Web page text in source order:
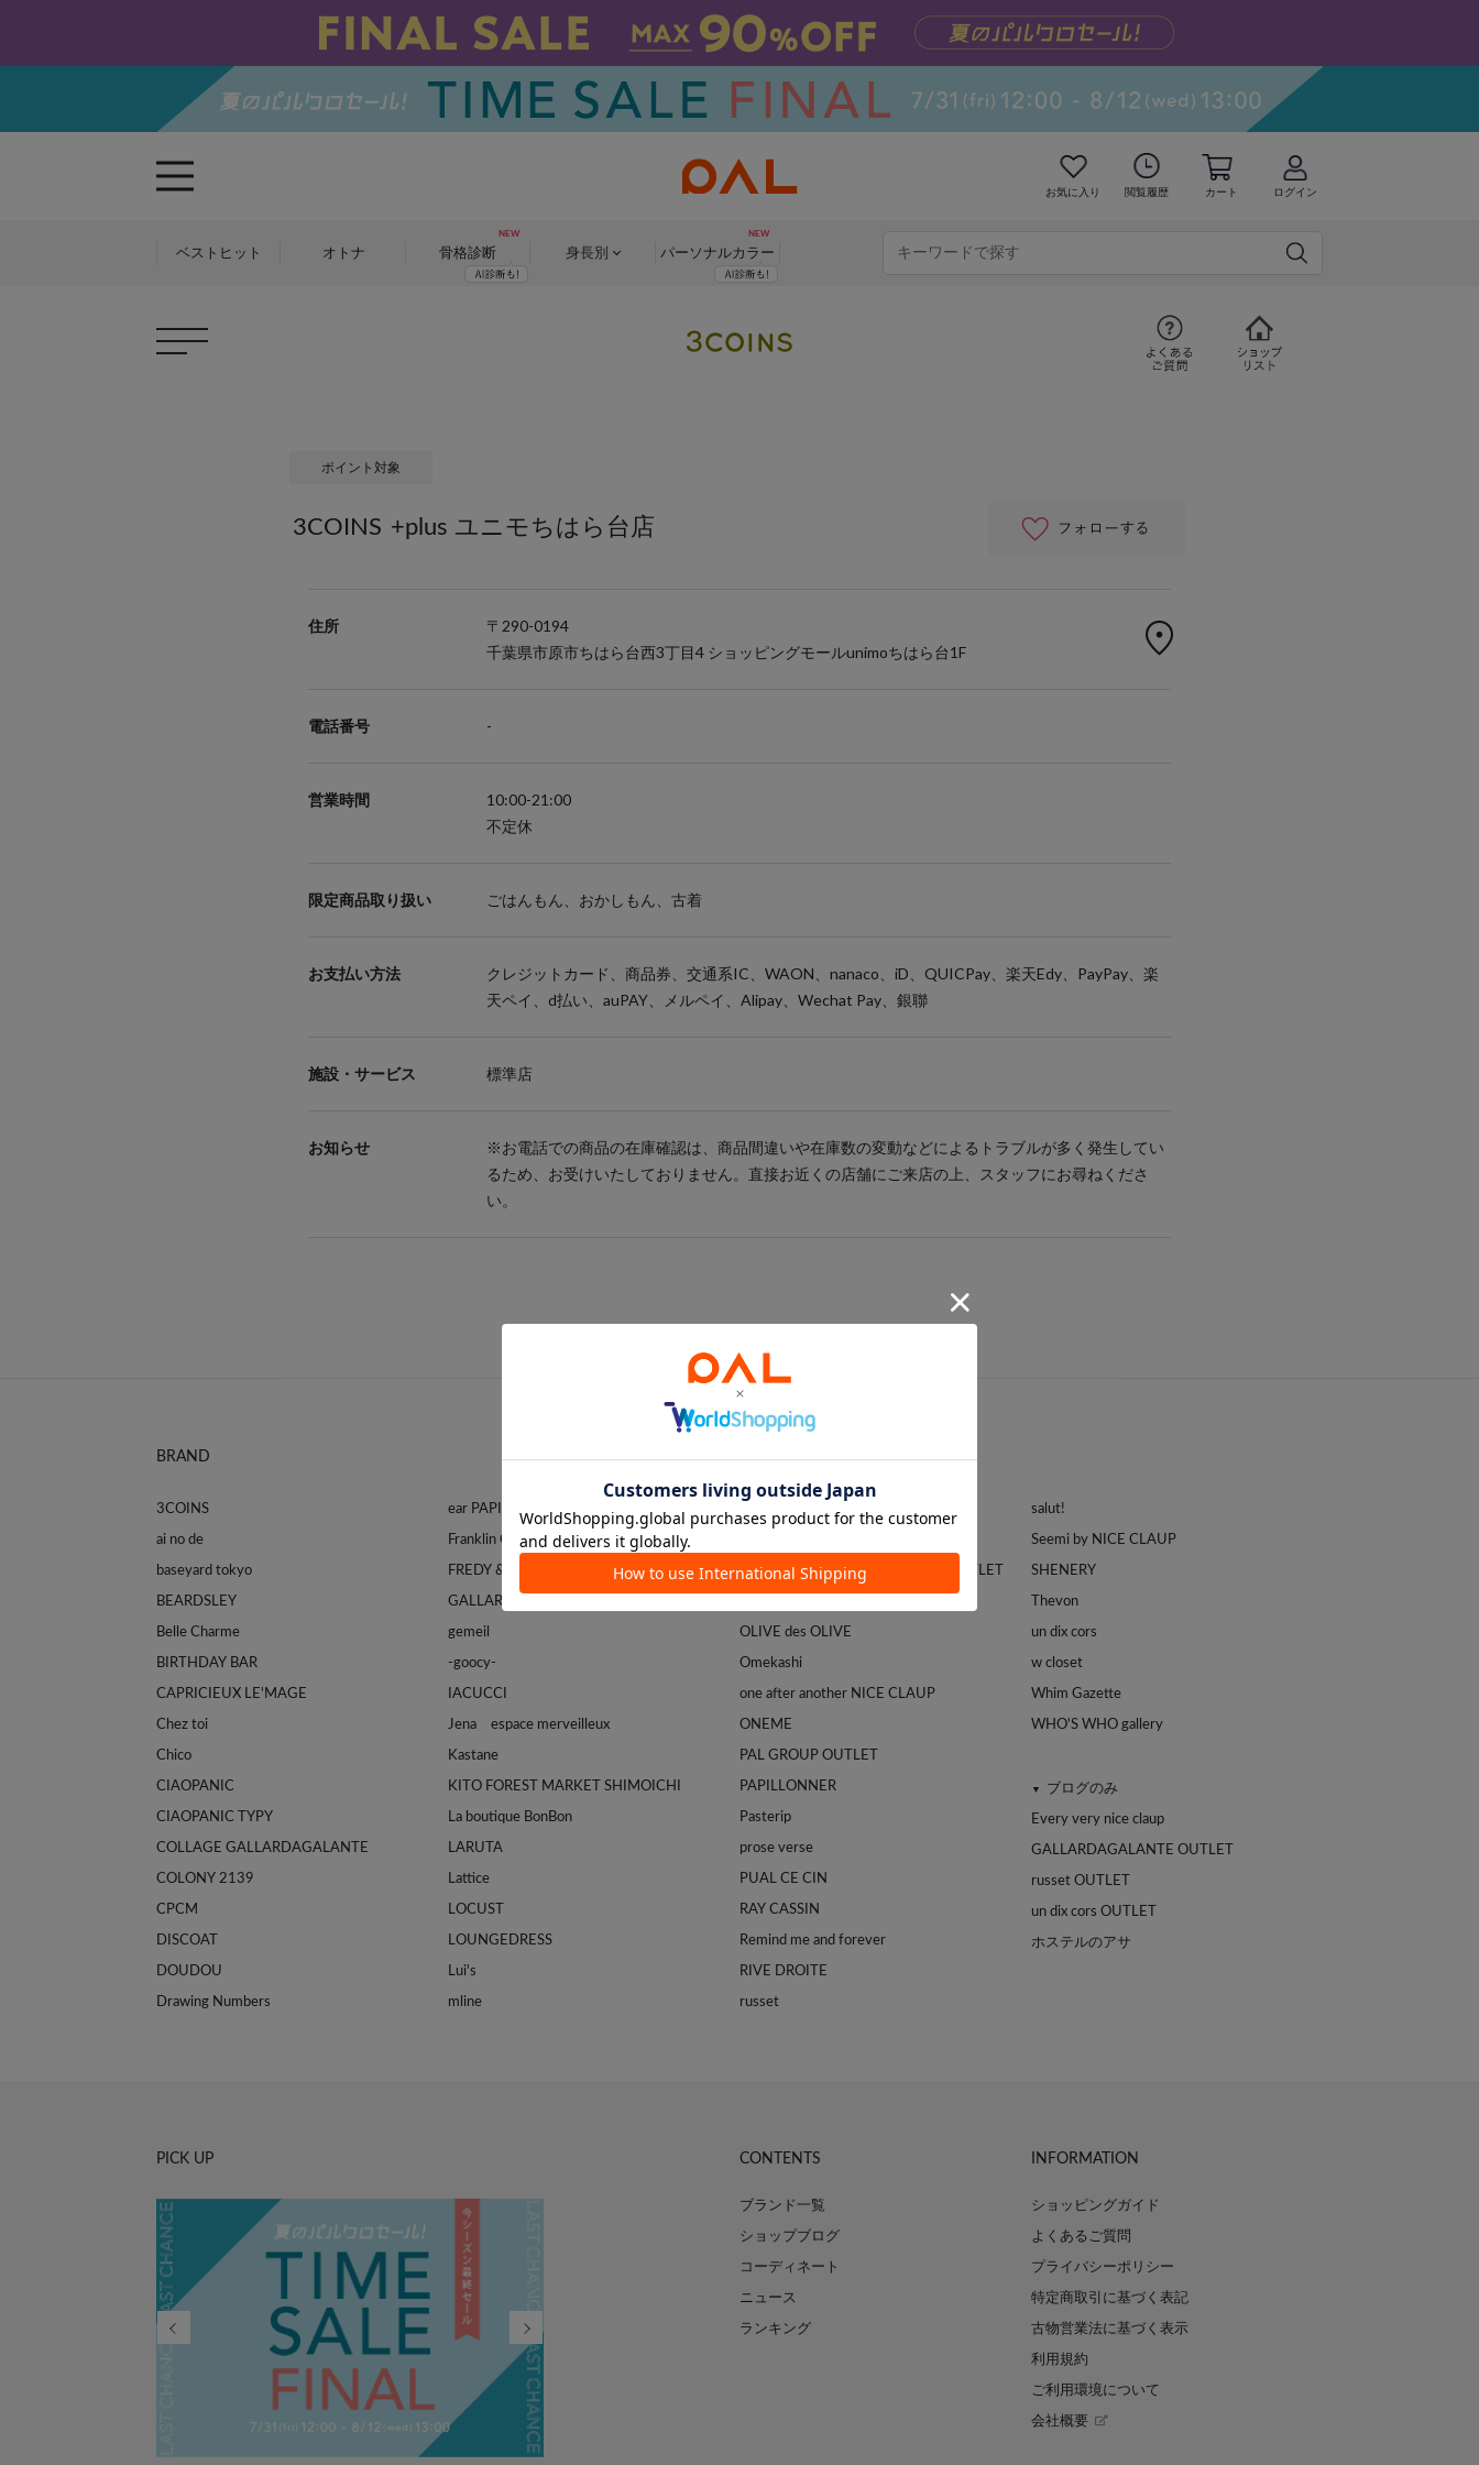
お気に入り 閲覧履歴 カート ログイン
ベストヒット オトナ 骨格診断 身長別 パーソナルカラー
ポイント対象
3COINS +plus ユニモちはら台店
BRAND
3COINS
ai no de
baseyard tokyo
BEARDSLEY
Belle Charme
BIRTHDAY BAR
CAPRICIEUX LE'MAGE
Chez toi
Chico
CIAOPANIC
CIAOPANIC TYPY
COLLAGE GALLARDAGALANTE
COLONY 2139
CPCM
DISCOAT
DOUDOU
Drawing Numbers
ear PAPILLONNER
Franklin Climbing
FREDY & GLOSTER
GALLARDAGALANTE
gemeil
-goocy-
IACUCCI
Jena espace merveilleux
Kastane
KITO FOREST MARKET SHIMOICHI
La boutique BonBon
LARUTA
Lattice
LOCUST
LOUNGEDRESS
Lui's
mline
NICE CLAUP / OLIVE des OLVE OUTLET
OLIVE des OLIVE
Omekashi
one after another NICE CLAUP
ONEME
PAL GROUP OUTLET
PAPILLONNER
Pasterip
prose verse
PUAL CE CIN
RAY CASSIN
Remind me and forever
RIVE DROITE
russet
salut!
Seemi by NICE CLAUP
SHENERY
Thevon
un dix cors
w closet
Whim Gazette
WHO'S WHO gallery
▼ ブログのみ
Every very nice claup
GALLARDAGALANTE OUTLET
russet OUTLET
un dix cors OUTLET
ホステルのアサ
PICK UP CONTENTS
ブランド一覧
ショップブログ
コーディネート
ニュース
ランキング
INFORMATION
ショッピングガイド
よくあるご質問
プライバシーポリシー
特定商取引に基づく表記
古物営業法に基づく表示
利用規約
ご利用環境について
会社概要